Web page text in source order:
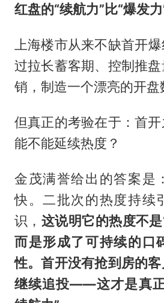
红盘的“续航力”比“爆发
上海楼市从来不缺首开
过拉长蓄客期、控制推
销，制造一个漂亮的开盘
但真正的考验在于：首
能不能延续热度？
金茂满誉给出的答案是
快。二批次的热度持续
识， 这说明它的热度不是
而是形成了可持续的口
性。首开没有抢到房的
继续追投——这才是真